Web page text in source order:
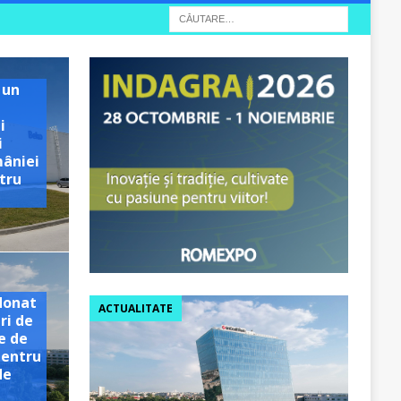
de
de
ACTUALITATE